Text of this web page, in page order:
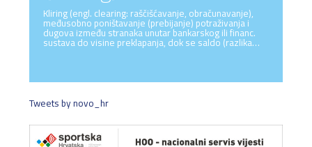
Kliring (engl. clearing: raščišćavanje, obračunavanje),
međusobno poništavanje (prebijanje) potraživanja i
dugova između stranaka unutar bankarskog ili financ.
sustava do visine preklapanja, dok se saldo (razlika…
Tweets by novo_hr